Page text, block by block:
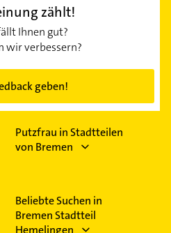
zählt!
Ihnen gut?
wir verbessern?
geben!
Putzfrau in Stadtteilen
von Bremen
Beliebte Suchen in
Bremen Stadtteil
Hemelingen